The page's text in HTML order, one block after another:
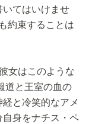
てはいけませ
約束することは
女はこのような
道と王室の血の
と冷笑的なアメ
身をナチス・ペ